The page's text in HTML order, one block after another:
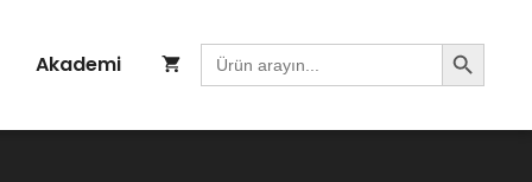
Akademi Search
for:
Search Button